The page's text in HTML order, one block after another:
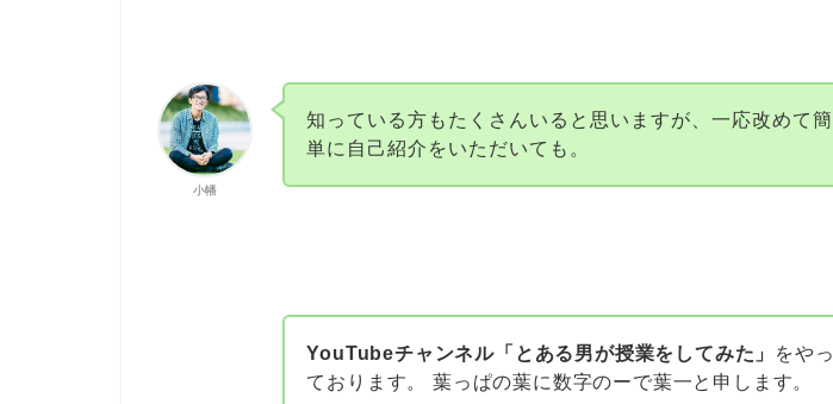
小幡
知っている方もたくさんいると思いますが、一応改めて簡
単に自己紹介をいただいても。
YouTubeチャンネル「とある男が授業をしてみた」
をやっ
ております。 葉っぱの葉に数字のーで葉一と申します。